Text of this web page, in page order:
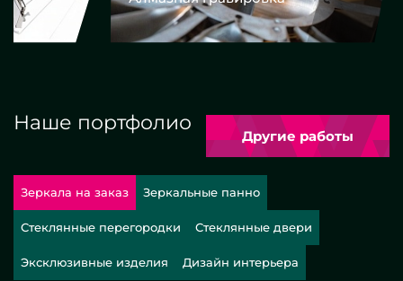
Наше портфолио
Другие работы
Зеркала на заказ Зеркальные панно
Стеклянные перегородки Стеклянные двери
Эксклюзивные изделия Дизайн интерьера